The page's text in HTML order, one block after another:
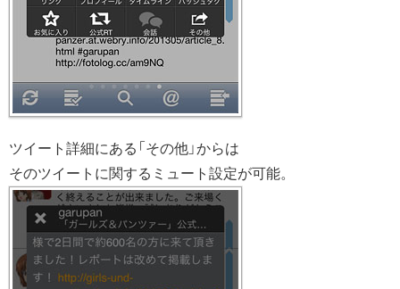
ツイート詳細にある「その他」からは
そのツイートに関するミュート設定が可能。